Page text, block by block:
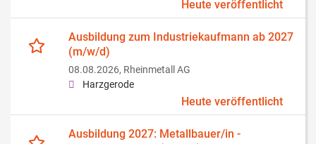
Heute veröffentlicht
Ausbildung zum Industriekaufmann ab 2027
(m/w/d)
08.08.2026, Rheinmetall AG
Harzgerode
Heute veröffentlicht
Ausbildung 2027: Metallbauer/in -